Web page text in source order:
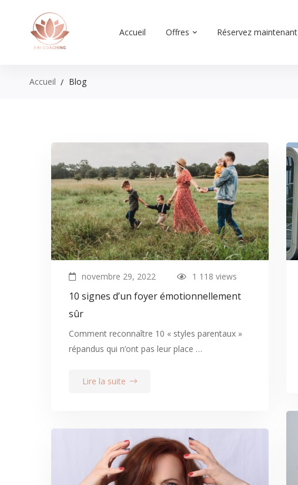
Accueil Offres Réservez maintenant
Accueil Blog
novembre 29, 2022 1 118 views
10 signes d’un foyer émotionnellement
sûr
Comment reconnaître 10 « styles parentaux »
répandus qui n’ont pas leur place …
Lire la suite